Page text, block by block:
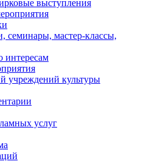
выступления
семинары, мастер-классы,
интересам
учреждений культуры
услуг